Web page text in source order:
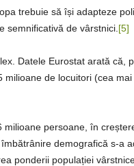
trebuie să își adapteze
semnificativă de vârstnici. [5]
Datele Eurostat arată că,
de locuitori (cea
persoane, în
demografică s-a
ponderii populației